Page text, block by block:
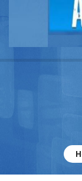
Columnistas
Contacto